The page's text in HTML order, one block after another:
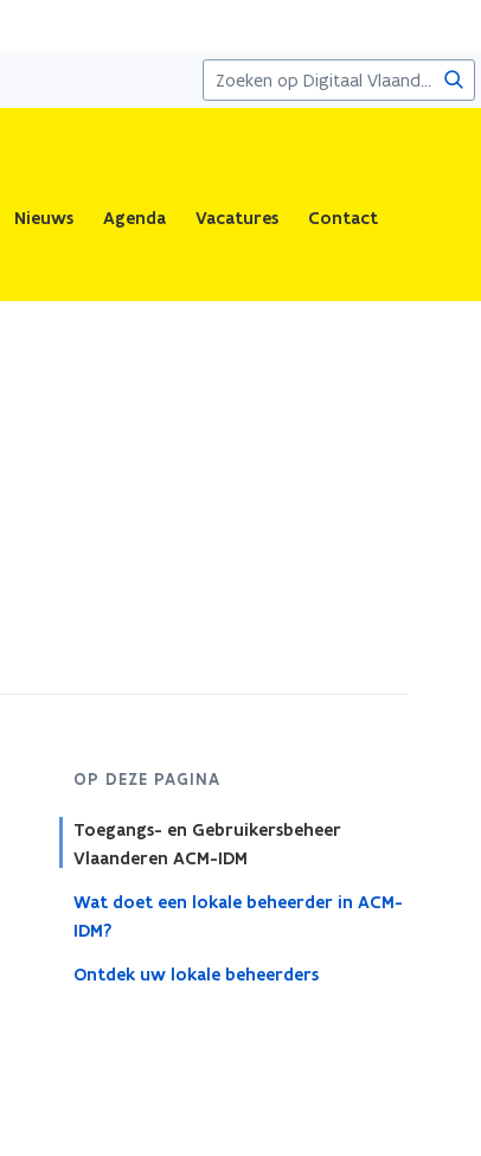
Nieuws Agenda Vacatures Contact
OP DEZE PAGINA
Toegangs- en Gebruikersbeheer
Vlaanderen ACM-IDM
Wat doet een lokale beheerder in ACM-
IDM?
Ontdek uw lokale beheerders